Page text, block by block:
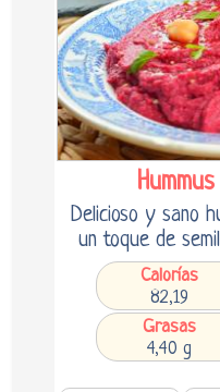
Delicioso y sano
un toque de
Calorías
82,19
Grasas
4,40 g